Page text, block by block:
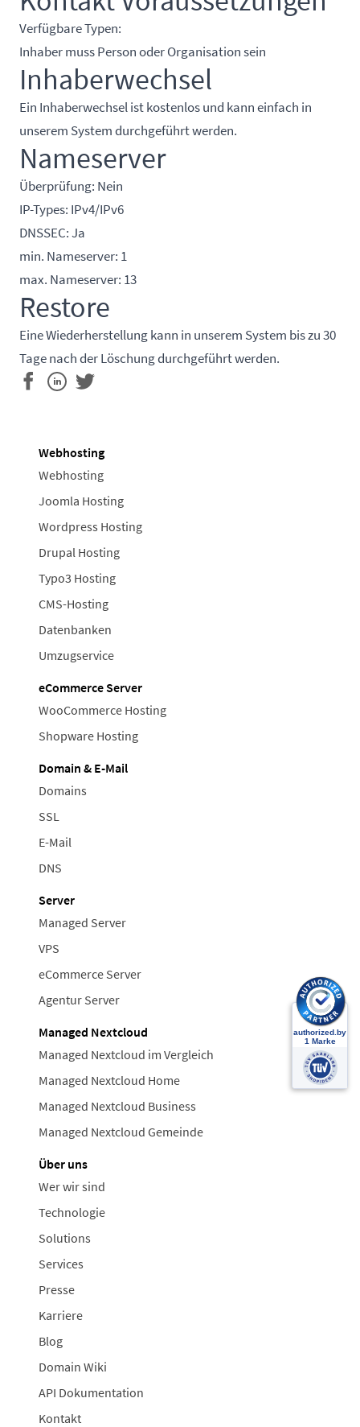
Verfügbare Typen:
Inhaber muss Person oder Organisation sein
Inhaberwechsel
Ein Inhaberwechsel ist kostenlos und kann einfach in
unserem System durchgeführt werden.
Nameserver
Überprüfung: Nein
IP-Types: IPv4/IPv6
DNSSEC: Ja
min. Nameserver: 1
max. Nameserver: 13
Restore
Eine Wiederherstellung kann in unserem System bis zu 30
Tage nach der Löschung durchgeführt werden.
Webhosting
Webhosting
Joomla Hosting
Wordpress Hosting
Drupal Hosting
Typo3 Hosting
CMS-Hosting
Datenbanken
Umzugservice
eCommerce Server
WooCommerce Hosting
Shopware Hosting
Domain & E-Mail
Domains
SSL
E-Mail
DNS
Server
Managed Server
VPS
eCommerce Server
Agentur Server
Managed Nextcloud
Managed Nextcloud im Vergleich
Managed Nextcloud Home
Managed Nextcloud Business
Managed Nextcloud Gemeinde
Über uns
Wer wir sind
Technologie
Solutions
Services
Presse
Karriere
Blog
Domain Wiki
API Dokumentation
Kontakt